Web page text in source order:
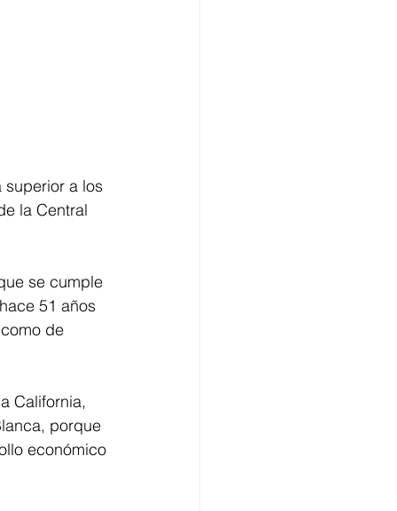
superior a los
la Central
se cumple
51 años
de
California,
porque
económico